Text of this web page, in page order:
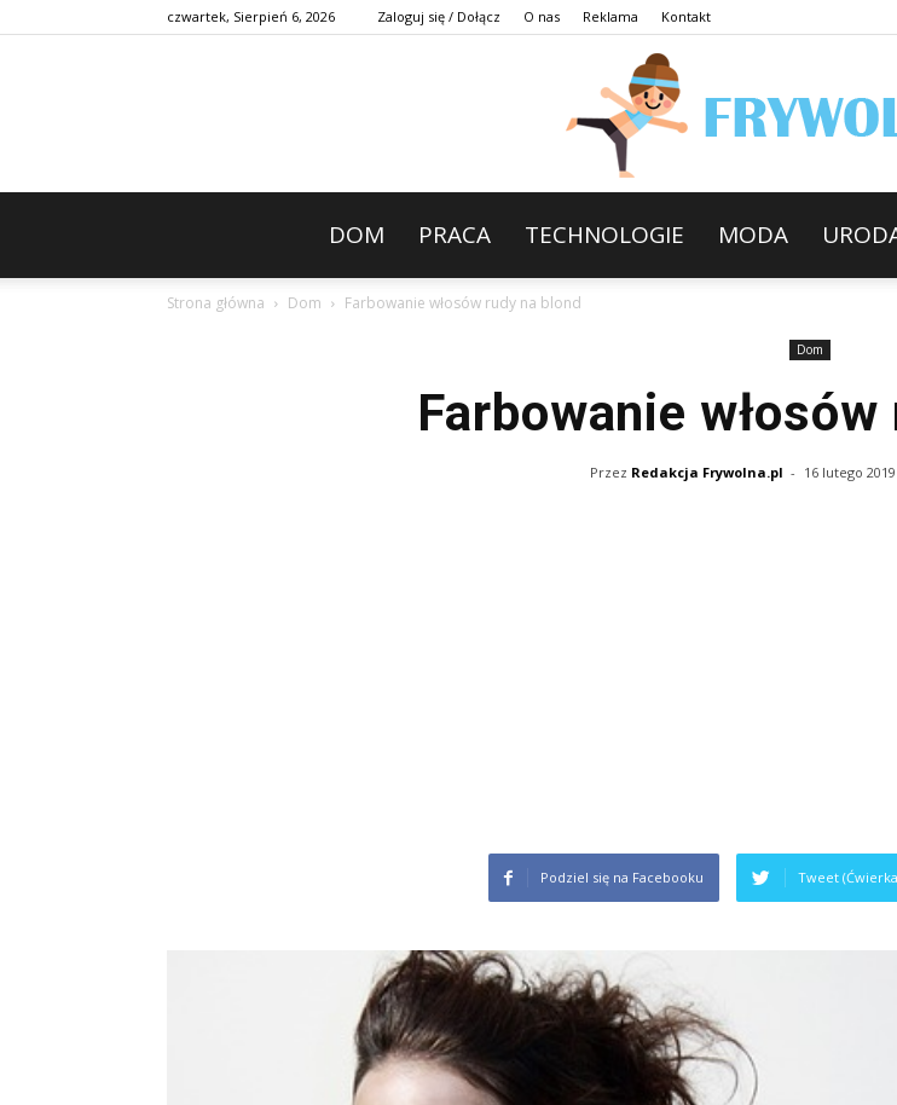
czwartek, Sierpień 6, 2026 Zaloguj się / Dołącz O nas Reklama Kontakt
DOM PRACA TECHNOLOGIE MODA
Strona główna Dom Farbowanie włosów rudy na blond
Dom
Farbowanie
Przez Redakcja Frywolna.pl - 16 lutego 2019
Podziel się na Facebooku Tweet